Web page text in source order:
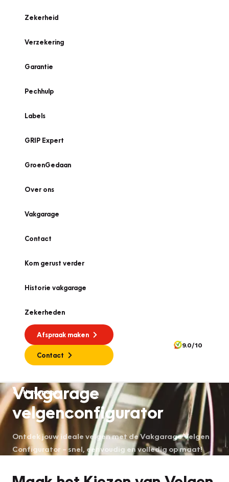
Zekerheid
Verzekering
Garantie
Pechhulp
Labels
GRIP Expert
GroenGedaan
Over ons
Vakgarage
Contact
Kom gerust verder
Historie vakgarage
Zekerheden
Afspraak maken
Contact
9.0/10
Homepage
Vakgarage
velgenconfigurator
Ontdek jouw ideale velgen met de Vakgarage Velgen
Configurator – snel, eenvoudig en volledig op maat!